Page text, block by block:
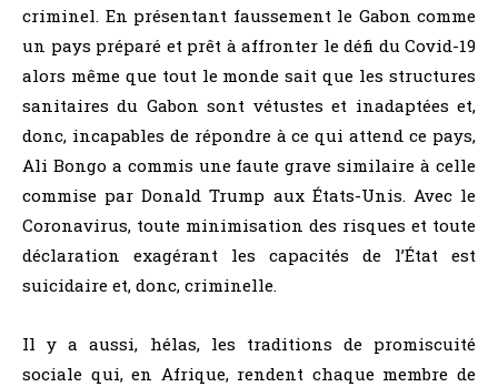
criminel. En présentant faussement le Gabon comme
un pays préparé et prêt à affronter le défi du Covid-19
alors même que tout le monde sait que les structures
sanitaires du Gabon sont vétustes et inadaptées et,
donc, incapables de répondre à ce qui attend ce pays,
Ali Bongo a commis une faute grave similaire à celle
commise par Donald Trump aux États-Unis. Avec le
Coronavirus, toute minimisation des risques et toute
déclaration exagérant les capacités de l’État est
suicidaire et, donc, criminelle.
Il y a aussi, hélas, les traditions de promiscuité
sociale qui, en Afrique, rendent chaque membre de